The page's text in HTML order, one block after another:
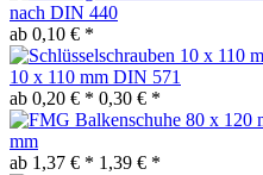
nach DIN 440
ab 0,10 € *
10 x 110 mm DIN 571
ab 0,20 € * 0,30 € *
mm
ab 1,37 € * 1,39 € *